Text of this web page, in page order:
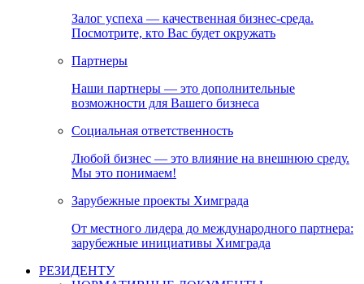
Залог успеха — качественная бизнес-среда.
Посмотрите, кто Вас будет окружать
Партнеры
Наши партнеры — это дополнительные
возможности для Вашего бизнеса
Социальная ответственность
Любой бизнес — это влияние на внешнюю среду.
Мы это понимаем!
Зарубежные проекты Химграда
От местного лидера до международного партнера:
зарубежные инициативы Химграда
РЕЗИДЕНТУ